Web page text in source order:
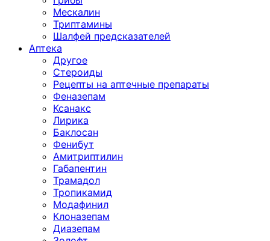
Мескалин
Триптамины
Шалфей предсказателей
Аптека
Другое
Стероиды
Рецепты на аптечные препараты
Феназепам
Ксанакс
Лирика
Баклосан
Фенибут
Амитриптилин
Габапентин
Трамадол
Тропикамид
Модафинил
Клоназепам
Диазепам